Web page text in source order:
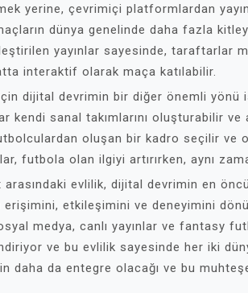
yerine, çevrimiçi platformlardan
dünya genelinde daha fazla
yayınlar sayesinde, taraftarlar
interaktif olarak maça katılabilir.
dijital devrimin bir diğer önemli
kendi sanal takımlarını oluşturabilir ve
oluşan bir kadro seçilir ve
futbola olan ilgiyi artırırken, aynı
evlilik, dijital devrimin en
etkileşimini ve deneyimini
medya, canlı yayınlar ve fantasy
ve bu evlilik sayesinde her iki
daha da entegre olacağı ve bu